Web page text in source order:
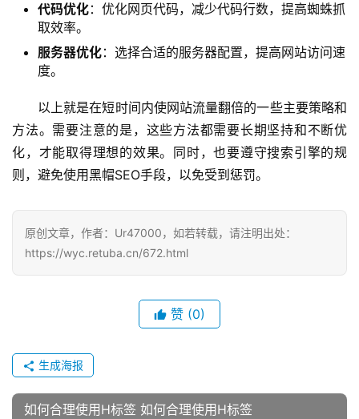
代码优化：优化网页代码，减少代码行数，提高蜘蛛抓
取效率。
服务器优化：选择合适的服务器配置，提高网站访问速
度。
以上就是在短时间内使网站流量翻倍的一些主要策略和
方法。需要注意的是，这些方法都需要长期坚持和不断优
化，才能取得理想的效果。同时，也要遵守搜索引擎的规
则，避免使用黑帽SEO手段，以免受到惩罚。
原创文章，作者：Ur47000，如若转载，请注明出处：
https://wyc.retuba.cn/672.html
赞 (0)
生成海报
如何合理使用H标签 如何合理使用H标签